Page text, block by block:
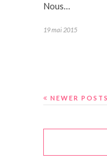
Nous…
19 mai 2015
NEWER POSTS